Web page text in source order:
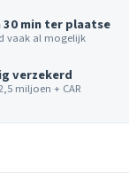
30 min ter plaatse
vaak al mogelijk
verzekerd
miljoen + CAR